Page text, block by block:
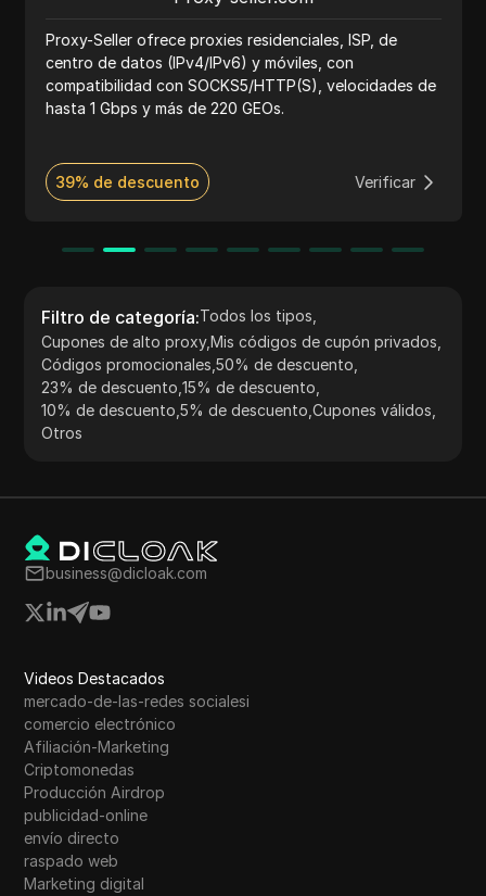
Proxy-Seller ofrece proxies residenciales, ISP, de
centro de datos (IPv4/IPv6) y móviles, con
compatibilidad con SOCKS5/HTTP(S), velocidades de
hasta 1 Gbps y más de 220 GEOs.
39% de descuento Verificar
Filtro de categoría:Todos los tipos
Cupones de alto proxy,Mis códigos de cupón privados
Códigos promocionales ,50% de descuento
23% de descuento ,15% de descuento
10% de descuento ,5% de descuento ,Cupones válidos
Otros
business@dicloak.com
Videos Destacados
mercado-de-las-redes socialesi
comercio electrónico
Afiliación-Marketing
Criptomonedas
Producción Airdrop
publicidad-online
envío directo
raspado web
Marketing digital